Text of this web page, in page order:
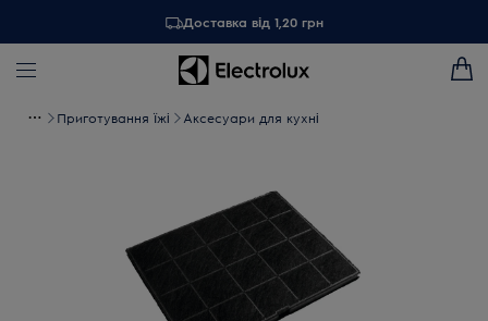
Доставка від 1,20 грн
Приготування їжі Аксесуари для кухні